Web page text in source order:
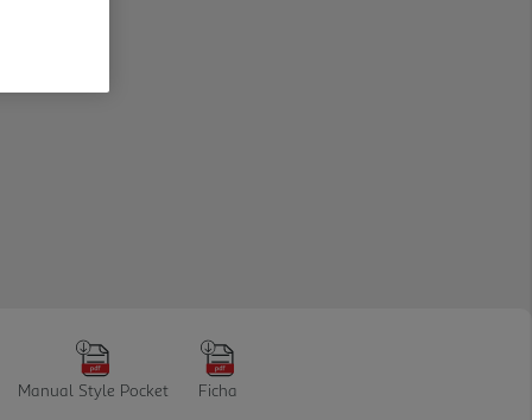
Manual Style Pocket Ficha